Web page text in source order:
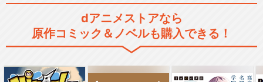
銀魂’ 延長戦
dアニメストアなら
原作コミック＆ノベルも購入できる！